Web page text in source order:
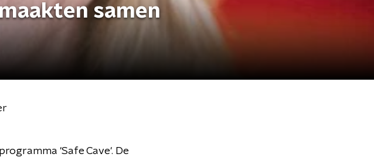
samen
'Safe Cave'. De